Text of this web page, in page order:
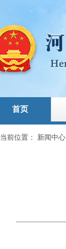
首页
当前位置： 新闻中心